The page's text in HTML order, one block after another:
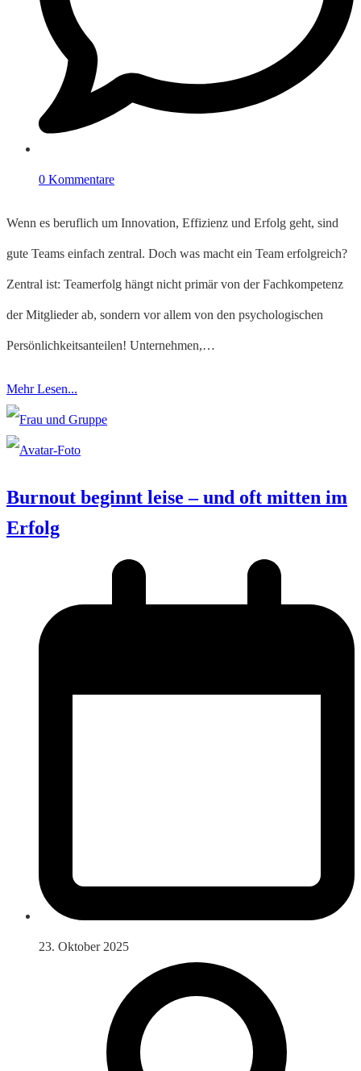
0 Kommentare
Wenn es beruflich um Innovation, Effizienz und Erfolg geht, sind
gute Teams einfach zentral. Doch was macht ein Team erfolgreich?
Zentral ist: Teamerfolg hängt nicht primär von der Fachkompetenz
der Mitglieder ab, sondern vor allem von den psychologischen
Persönlichkeitsanteilen! Unternehmen,…
Mehr Lesen...
Burnout beginnt leise – und oft mitten im
Erfolg
23. Oktober 2025